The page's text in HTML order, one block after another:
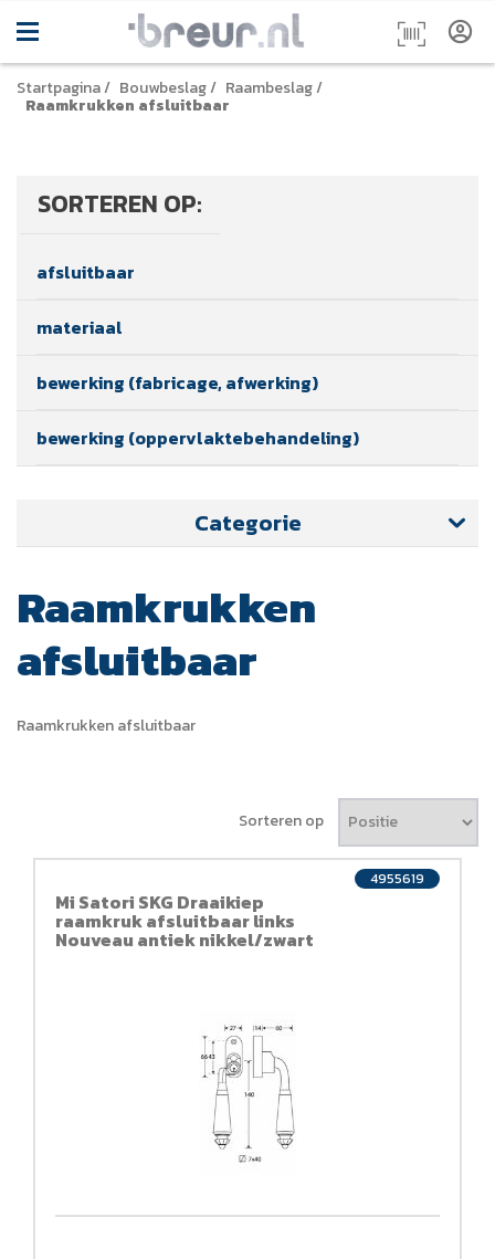
Startpagina/ Bouwbeslag/ Raambeslag/
Raamkrukken afsluitbaar
SORTEREN OP:
afsluitbaar
materiaal
bewerking (fabricage, afwerking)
bewerking (oppervlaktebehandeling)
Categorie
Raamkrukken
afsluitbaar
Raamkrukken afsluitbaar
Sorteren op
Mi Satori SKG Draaikiep
raamkruk afsluitbaar links
Nouveau antiek nikkel/zwart
4955619